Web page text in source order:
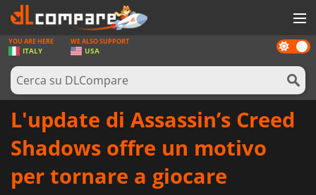
GIOCHI
PREPAGATE
SOFTWARE
REWARDS
NOTIZIE
Dark
mode
YOU ARE HERE
ITALY
WE ALSO SUPPORT
USA
L'update di Assassin’s Creed
Shadows offre un motivo
per tornare a giocare